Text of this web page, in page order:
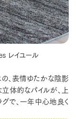
レイユール
、表情ゆたかな陰影
体的なパイルが、上
グで、一年中心地良く